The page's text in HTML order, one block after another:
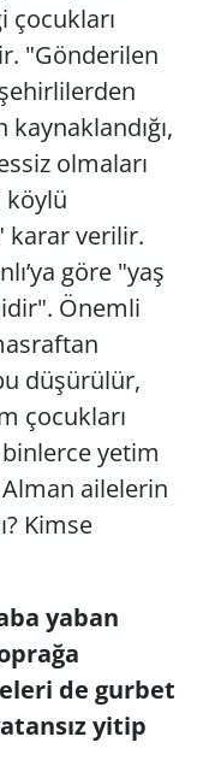
çocukları
"Gönderilen
olmaları
köylü
karar verilir.
göre "yaş
Önemli
düşürülür,
çocukları
yetim
ailelerin
Kimse
yaban
de gurbet
yitip